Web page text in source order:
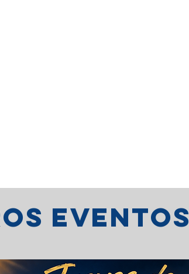
eventos